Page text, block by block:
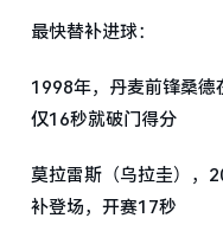
最快替补进球：
1998年，丹麦前锋桑德
仅16秒就破门得分
莫拉雷斯（乌拉圭），
补登场，开赛17秒